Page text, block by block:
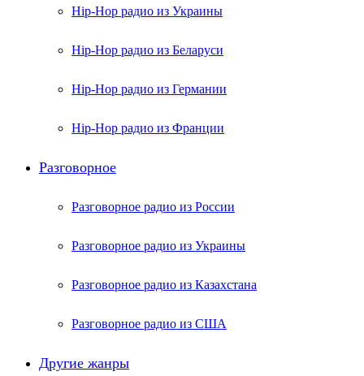
Hip-Hop радио из Украины
Hip-Hop радио из Беларуси
Hip-Hop радио из Германии
Hip-Hop радио из Франции
Разговорное
Разговорное радио из России
Разговорное радио из Украины
Разговорное радио из Казахстана
Разговорное радио из США
Другие жанры